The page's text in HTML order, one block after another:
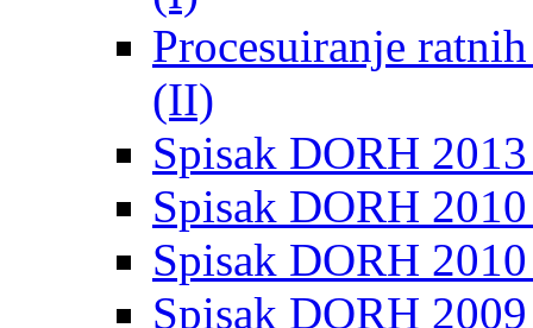
Procesuiranje
(II)
Spisak DORH
Spisak DORH
Spisak DORH
Spisak DORH 2009